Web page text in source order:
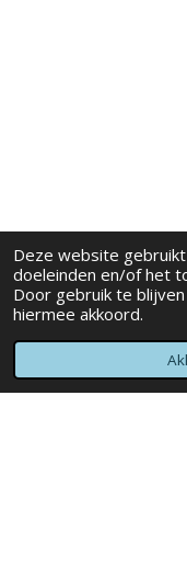
Deze website
doeleinden en/of het
Door gebruik te
hiermee akkoord.